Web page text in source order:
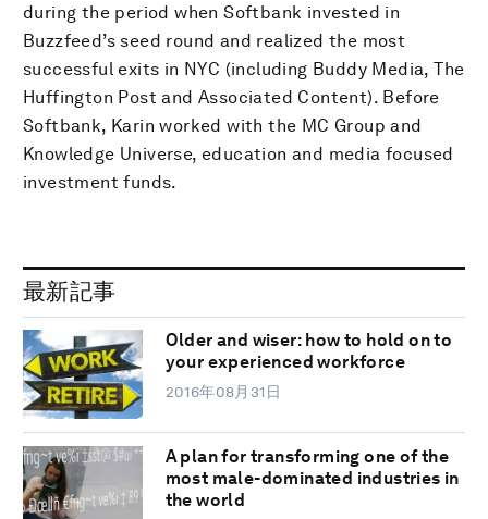
during the period when Softbank invested in
Buzzfeed’s seed round and realized the most
successful exits in NYC (including Buddy Media, The
Huffington Post and Associated Content). Before
Softbank, Karin worked with the MC Group and
Knowledge Universe, education and media focused
investment funds.
最新記事
Older and wiser: how to hold on to
your experienced workforce
2016年08月31日
A plan for transforming one of the
most male-dominated industries in
the world